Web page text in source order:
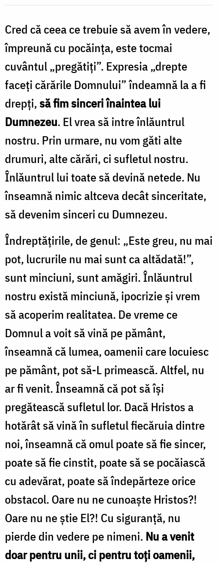
/
Foto:
Oana
Nechifor
Cred că ceea ce trebuie să avem în vedere,
împreună cu pocăința, este tocmai
cuvântul „pregătiți”. Expresia „drepte
faceți cărările Domnului” îndeamnă la a fi
drepți,să fim sinceri înaintea lui
Dumnezeu. El vrea să intre înlăuntrul
nostru. Prin urmare, nu vom găti alte
drumuri, alte cărări, ci sufletul nostru.
Înlăuntrul lui toate să devină netede. Nu
înseamnă nimic altceva decât sinceritate,
să devenim sinceri cu Dumnezeu.
Îndreptățirile, de genul: „Este greu, nu mai
pot, lucrurile nu mai sunt ca altădată!”,
sunt minciuni, sunt amăgiri. Înlăuntrul
nostru există minciună, ipocrizie și vrem
să acoperim realitatea. De vreme ce
Domnul a voit să vină pe pământ,
înseamnă că lumea, oamenii care locuiesc
pe pământ, pot să-L primească. Altfel, nu
ar fi venit. Înseamnă că pot să își
pregătească sufletul lor. Dacă Hristos a
hotărât să vină în sufletul fiecăruia dintre
noi, înseamnă că omul poate să fie sincer,
poate să fie cinstit, poate să se pocăiască
cu adevărat, poate să îndepărteze orice
obstacol. Oare nu ne cunoaște Hristos?!
Oare nu ne știe El?! Cu siguranță, nu
pierde din vedere pe nimeni. Nu a venit
doar pentru unii, ci pentru toți oamenii,